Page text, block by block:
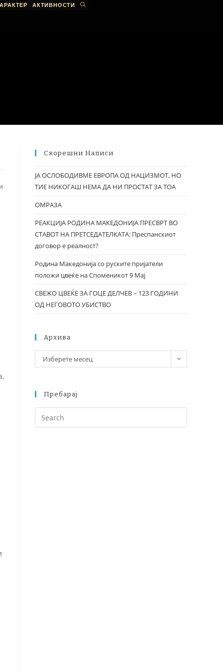
АКТИВНОСТИ
Скорешни Написи
ЈА ОСЛОБОДИВМЕ ЕВРОПА ОД НАЦИЗМОТ, НО
ТИЕ НИКОГАШ НЕМА ДА НИ ПРОСТАТ ЗА ТОА
ОМРАЗА
РЕАКЦИЈА РОДИНА МАКЕДОНИЈА ПРЕСВРТ ВО
СТАВОТ НА ПРЕТСЕДАТЕЛКАТА: Преспанскиот
договор е реалност?
Родина Македонија со руските пријатели
положи цвеќе на Споменикот 9 Мај
СВЕЖО ЦВЕЌЕ ЗА ГОЦЕ ДЕЛЧЕВ – 123 ГОДИНИ
ОД НЕГОВОТО УБИСТВО
Архива
Изберете месец
Пребарај